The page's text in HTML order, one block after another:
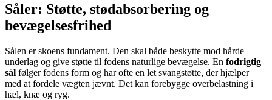
Såler: Støtte, stødabsorbering og
bevægelsesfrihed
Sålen er skoens fundament. Den skal både beskytte mod hårde
underlag og give støtte til fodens naturlige bevægelse. En fodrigtig
sål følger fodens form og har ofte en let svangstøtte, der hjælper
med at fordele vægten jævnt. Det kan forebygge overbelastning i
hæl, knæ og ryg.